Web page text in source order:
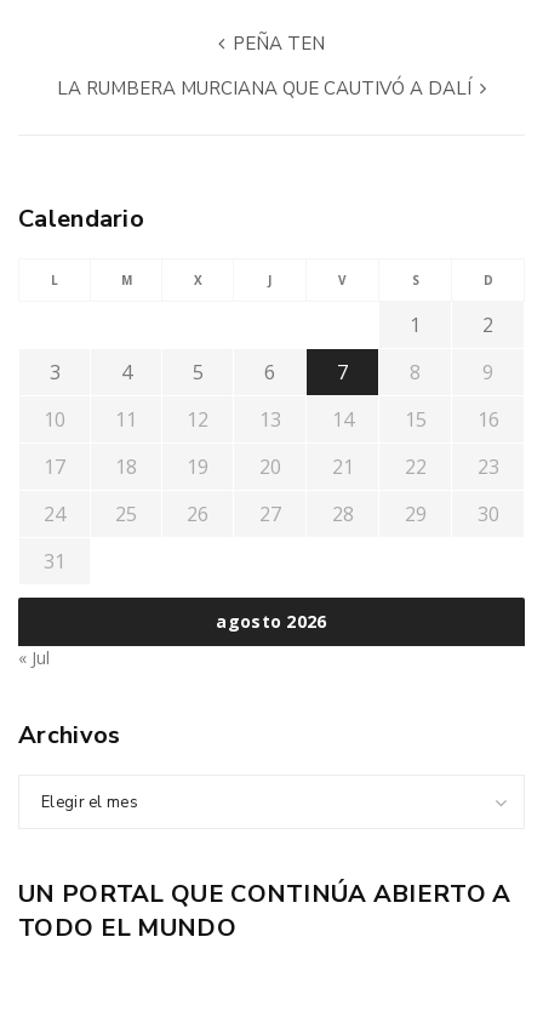
PEÑA TEN
LA RUMBERA MURCIANA QUE CAUTIVÓ A DALÍ
Calendario
agosto 2026
L M X J V S D
1
2
3
4 5 6 7 8
9
10
11 12 13 14 15
16
17
18 19 20 21 22
23
24
25 26 27 28 29
30
31
« Jul
Archivos
Elegir el mes
UN PORTAL QUE CONTINÚA ABIERTO A
TODO EL MUNDO